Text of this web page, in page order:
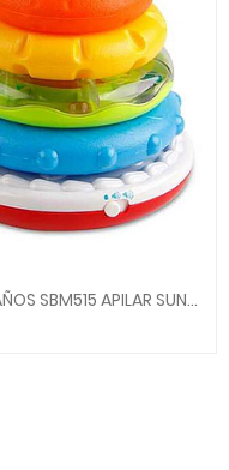
AROS APILABLES PASTEL DE CUMPLEAÑOS SBM515 APILAR SUNLIKE